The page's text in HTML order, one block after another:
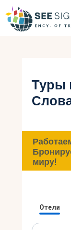
Горящие
Типы
Инфо
Блог
Укр
Туры
миру!